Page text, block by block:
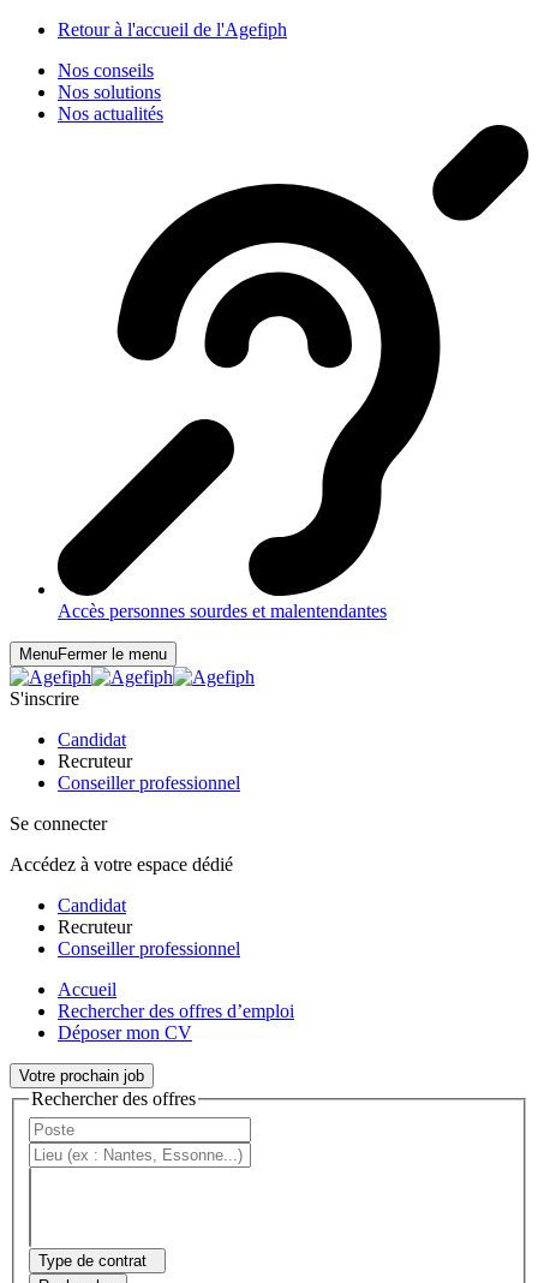
Retour à l'accueil de l'Agefiph
Nos conseils
Nos solutions
Nos actualités
Accès personnes sourdes et malentendantes
MenuFermer le menu
S'inscrire
Candidat
Recruteur
Conseiller professionnel
Se connecter
Accédez à votre espace dédié
Candidat
Recruteur
Conseiller professionnel
Accueil
Rechercher des offres d’emploi
Déposer mon CV
Votre prochain job
Rechercher des offres
Type de contrat